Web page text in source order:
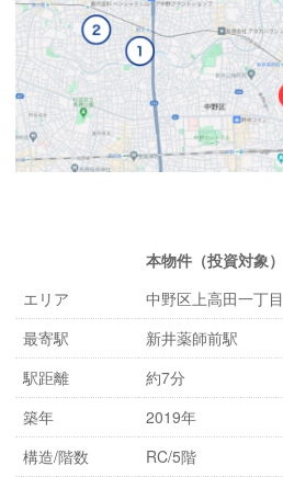
本物件（投資対象）
エリア
中野区上高田一丁目
最寄駅
新井薬師前駅
駅距離
約7分
築年
2019年
構造/階数
RC/5階